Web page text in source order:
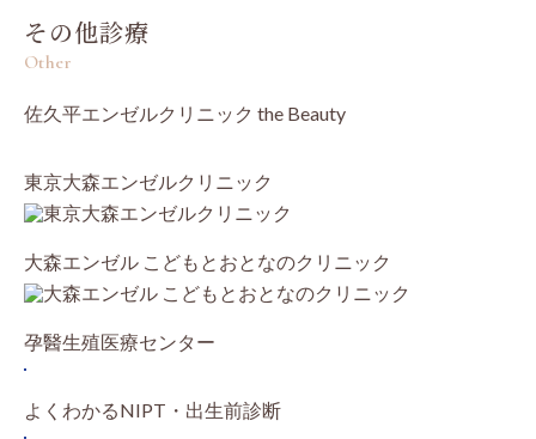
その他診療
Other
佐久平エンゼルクリニック the Beauty
東京大森エンゼルクリニック
大森エンゼル こどもとおとなのクリニック
孕醫生殖医療センター
よくわかるNIPT・出生前診断